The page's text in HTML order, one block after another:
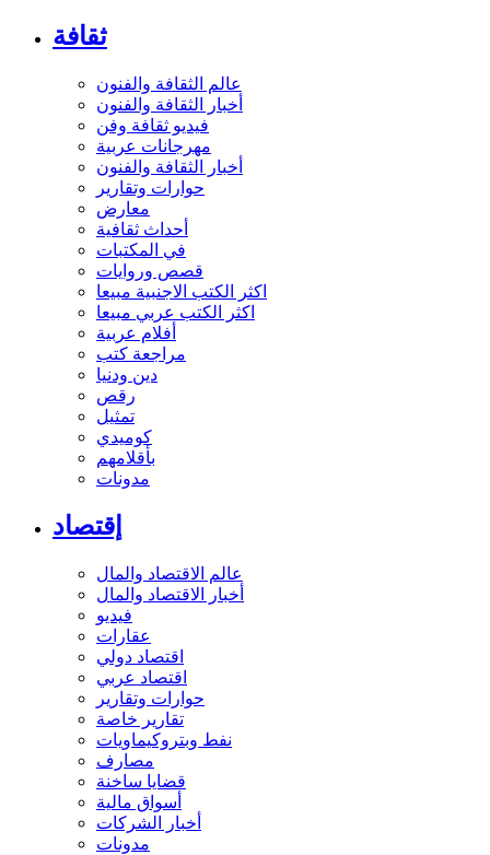
ثقافة
عالم الثقافة والفنون
أخبار الثقافة والفنون
فيديو ثقافة وفن
مهرجانات عربية
أخبار الثقافة والفنون
حوارات وتقارير
معارض
أحداث ثقافية
في المكتبات
قصص وروايات
اكثر الكتب الاجنبية مبيعا
اكثر الكتب عربي مبيعا
أفلام عربية
مراجعة كتب
دين ودنيا
رقص
تمثيل
كوميدي
بأقلامهم
مدونات
إقتصاد
عالم الاقتصاد والمال
أخبار الاقتصاد والمال
فيديو
عقارات
اقتصاد دولي
اقتصاد عربي
حوارات وتقارير
تقارير خاصة
نفط وبتروكيماويات
مصارف
قضايا ساخنة
أسواق مالية
أخبار الشركات
مدونات